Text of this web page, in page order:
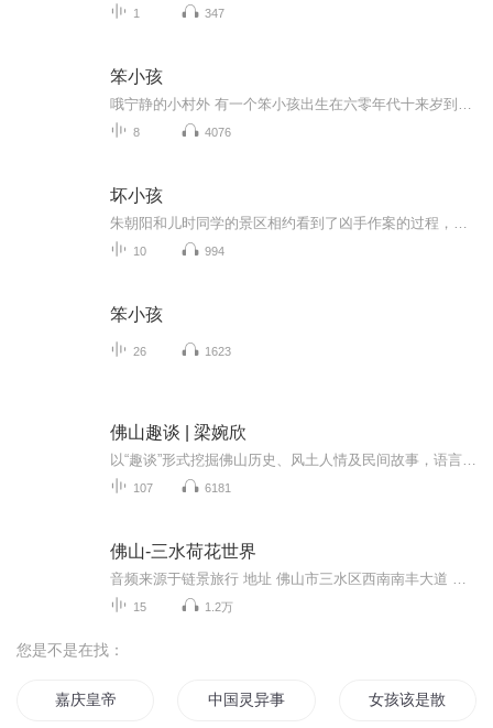
1 347
笨小孩
8 4076
坏小孩
10 994
笨小孩
26 1623
佛山趣谈 | 梁婉欣
107 6181
佛山-三水荷花世界
15 1.2万
您是不是在找：
嘉庆皇帝 中国灵异事件之重庆红衣男孩女孩该是散养出